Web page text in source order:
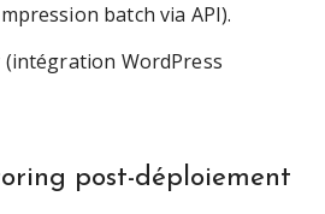
batch via API).
(intégration WordPress
post-déploiement